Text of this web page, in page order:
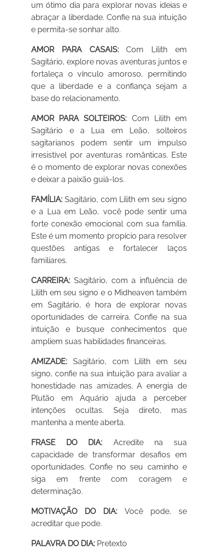
um ótimo dia para explorar novas ideias e
abraçar a liberdade. Confie na sua intuição
e permita-se sonhar alto.
AMOR PARA CASAIS:Com Lilith em
Sagitário, explore novas aventuras juntos e
fortaleça o vínculo amoroso, permitindo
que a liberdade e a confiança sejam a
base do relacionamento.
AMOR PARA SOLTEIROS: Com Lilith em
Sagitário e a Lua em Leão, solteiros
sagitarianos podem sentir um impulso
irresistível por aventuras românticas. Este
é o momento de explorar novas conexões
e deixar a paixão guiá-los.
FAMÍLIA: Sagitário, com Lilith em seu signo
e a Lua em Leão, você pode sentir uma
forte conexão emocional com sua família.
Este é um momento propício para resolver
questões antigas e fortalecer laços
familiares.
CARREIRA: Sagitário, com a influência de
Lilith em seu signo e o Midheaven também
em Sagitário, é hora de explorar novas
oportunidades de carreira. Confie na sua
intuição e busque conhecimentos que
ampliem suas habilidades financeiras.
AMIZADE: Sagitário, com Lilith em seu
signo, confie na sua intuição para avaliar a
honestidade nas amizades. A energia de
Plutão em Aquário ajuda a perceber
intenções ocultas. Seja direto, mas
mantenha a mente aberta.
FRASE DO DIA: Acredite na sua
capacidade de transformar desafios em
oportunidades. Confie no seu caminho e
siga em frente com coragem e
determinação.
MOTIVAÇÃO DO DIA: Você pode, se
acreditar que pode.
PALAVRA DO DIA: Pretexto